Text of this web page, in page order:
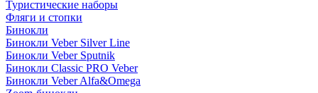
Туристические наборы
Фляги и стопки
Бинокли
Бинокли Veber Silver Line
Бинокли Veber Sputnik
Бинокли Classic PRO Veber
Бинокли Veber Alfa&Omega